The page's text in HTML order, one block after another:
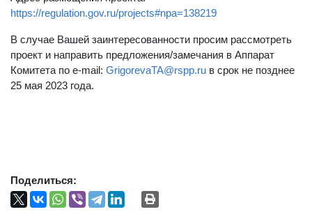
https://regulation.gov.ru/projects#npa=138219
В случае Вашей заинтересованности просим рассмотреть
проект и направить предложения/замечания в Аппарат
Комитета по e-mail: GrigorevaTA@rspp.ru в срок не позднее
25 мая 2023 года.
Поделиться: